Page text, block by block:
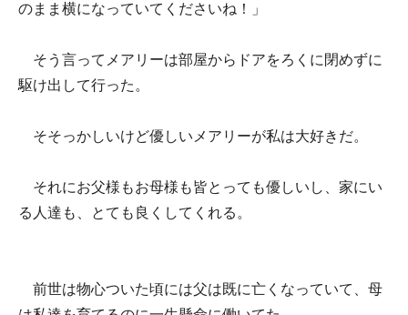
のまま横になっていてくださいね！」
そう言ってメアリーは部屋からドアをろくに閉めずに
駆け出して行った。
そそっかしいけど優しいメアリーが私は大好きだ。
それにお父様もお母様も皆とっても優しいし、家にい
る人達も、とても良くしてくれる。
前世は物心ついた頃には父は既に亡くなっていて、母